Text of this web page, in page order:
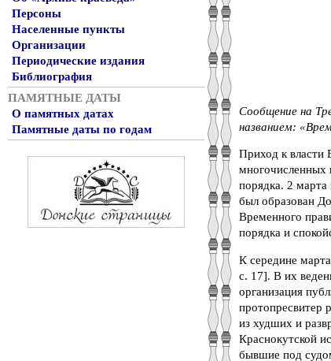
Персоны
Населенные пункты
Организации
Периодические издания
Библиография
ПАМЯТНЫЕ ДАТЫ
О памятных датах
Памятные даты по годам
Сообщение на
названием:
Приход к власти
многочисленных
порядка. 2
был образован
Временного
порядка и
К середине
с. 17]. В их
организация
протопресвитер
из худших и
Краснокутской
бывшие под